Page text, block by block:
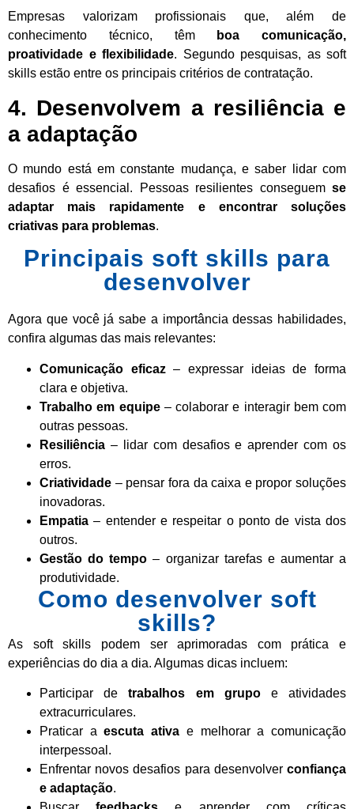
Empresas valorizam profissionais que, além de
conhecimento técnico, têm
boa comunicação,
proatividade e flexibilidade. Segundo pesquisas, as soft
skills estão entre os principais critérios de contratação.
4. Desenvolvem a resiliência e
a adaptação
O mundo está em constante mudança, e saber lidar com
desafios é essencial. Pessoas resilientes conseguem se
adaptar mais rapidamente e encontrar soluções
criativas para problemas.
Principais soft skills para
desenvolver
Agora que você já sabe a importância dessas habilidades,
confira algumas das mais relevantes:
Comunicação eficaz– expressar ideias de forma
clara e objetiva.
Trabalho em equipe– colaborar e interagir bem com
outras pessoas.
Resiliência – lidar com desafios e aprender com os
erros.
Criatividade – pensar fora da caixa e propor soluções
inovadoras.
Empatia – entender e respeitar o ponto de vista dos
outros.
Gestão do tempo – organizar tarefas e aumentar a
produtividade.
Como desenvolver soft
skills?
As soft skills podem ser aprimoradas com prática e
experiências do dia a dia. Algumas dicas incluem:
Participar detrabalhos em grupoe atividades
extracurriculares.
Praticar aescuta ativa e melhorar a comunicação
interpessoal.
Enfrentar novos desafios para desenvolver confiança
e adaptação.